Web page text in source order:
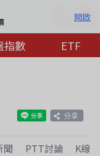
開啟
指數 ETF
分享
聞 PTT討論 K線